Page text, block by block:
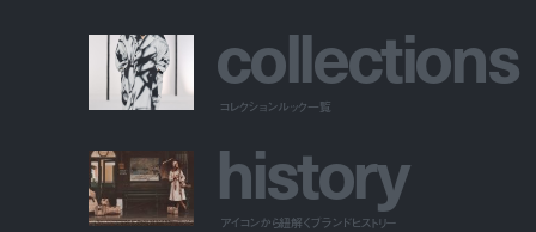
collections
コレクションルック一覧
history
アイコンから紐解くブランドヒストリー